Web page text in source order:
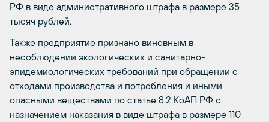
РФ в виде административного штрафа в размере 35
тысяч рублей.
Также предприятие признано виновным в
несоблюдении экологических и санитарно-
эпидемиологических требований при обращении с
отходами производства и потребления и иными
опасными веществами по статье 8.2 КоАП РФ с
назначением наказания в виде штрафа в размере 110